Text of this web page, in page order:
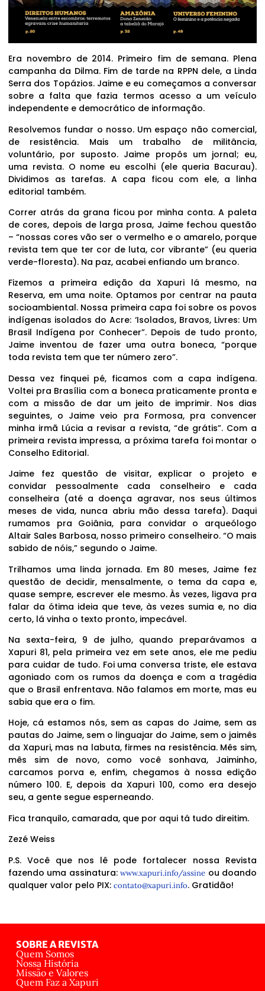
Era novembro de 2014. Primeiro fim de semana. Plena
campanha da Dilma. Fim de tarde na RPPN dele, a Linda
Serra dos Topázios. Jaime e eu começamos a conversar
sobre a falta que fazia termos acesso a um veículo
independente e democrático de informação.
Resolvemos fundar o nosso. Um espaço não comercial,
de resistência. Mais um trabalho de militância,
voluntário, por suposto. Jaime propôs um jornal; eu,
uma revista. O nome eu escolhi (ele queria Bacurau).
Dividimos as tarefas. A capa ficou com ele, a linha
editorial também.
Correr atrás da grana ficou por minha conta. A paleta
de cores, depois de larga prosa, Jaime fechou questão
– “nossas cores vão ser o vermelho e o amarelo, porque
revista tem que ter cor de luta, cor vibrante” (eu queria
verde-floresta). Na paz, acabei enfiando um branco.
Fizemos a primeira edição da Xapuri lá mesmo, na
Reserva, em uma noite. Optamos por centrar na pauta
socioambiental. Nossa primeira capa foi sobre os povos
indígenas isolados do Acre: ‘Isolados, Bravos, Livres: Um
Brasil Indígena por Conhecer”. Depois de tudo pronto,
Jaime inventou de fazer uma outra boneca, “porque
toda revista tem que ter número zero”.
Dessa vez finquei pé, ficamos com a capa indígena.
Voltei pra Brasília com a boneca praticamente pronta e
com a missão de dar um jeito de imprimir. Nos dias
seguintes, o Jaime veio pra Formosa, pra convencer
minha irmã Lúcia a revisar a revista, “de grátis”. Com a
primeira revista impressa, a próxima tarefa foi montar o
Conselho Editorial.
Jaime fez questão de visitar, explicar o projeto e
convidar pessoalmente cada conselheiro e cada
conselheira (até a doença agravar, nos seus últimos
meses de vida, nunca abriu mão dessa tarefa). Daqui
rumamos pra Goiânia, para convidar o arqueólogo
Altair Sales Barbosa, nosso primeiro conselheiro. “O mais
sabido de nóis,” segundo o Jaime.
Trilhamos uma linda jornada. Em 80 meses, Jaime fez
questão de decidir, mensalmente, o tema da capa e,
quase sempre, escrever ele mesmo. Às vezes, ligava pra
falar da ótima ideia que teve, às vezes sumia e, no dia
certo, lá vinha o texto pronto, impecável.
Na sexta-feira, 9 de julho, quando preparávamos a
Xapuri 81, pela primeira vez em sete anos, ele me pediu
para cuidar de tudo. Foi uma conversa triste, ele estava
agoniado com os rumos da doença e com a tragédia
que o Brasil enfrentava. Não falamos em morte, mas eu
sabia que era o fim.
Hoje, cá estamos nós, sem as capas do Jaime, sem as
pautas do Jaime, sem o linguajar do Jaime, sem o jaimês
da Xapuri, mas na labuta, firmes na resistência. Mês sim,
mês sim de novo, como você sonhava, Jaiminho,
carcamos porva e, enfim, chegamos à nossa edição
número 100. E, depois da Xapuri 100, como era desejo
seu, a gente segue esperneando.
Fica tranquilo, camarada, que por aqui tá tudo direitim.
Zezé Weiss
P.S. Você que nos lê pode fortalecer nossa Revista
fazendo uma assinatura:www.xapuri.info/assine ou doando
qualquer valor pelo PIX: contato@xapuri.info. Gratidão!
SOBRE A REVISTA
Quem Somos
Nossa História
Missão e Valores
Quem Faz a Xapuri